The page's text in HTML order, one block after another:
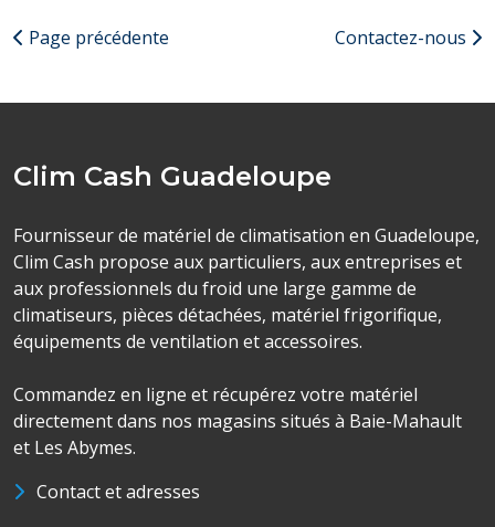
Page précédente Contactez-nous
Clim Cash Guadeloupe
Fournisseur de matériel de climatisation en Guadeloupe,
Clim Cash propose aux particuliers, aux entreprises et
aux professionnels du froid une large gamme de
climatiseurs, pièces détachées, matériel frigorifique,
équipements de ventilation et accessoires.
Commandez en ligne et récupérez votre matériel
directement dans nos magasins situés à Baie-Mahault
et Les Abymes.
Contact et adresses